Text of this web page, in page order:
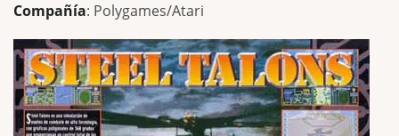
Compañía: Polygames/Atari